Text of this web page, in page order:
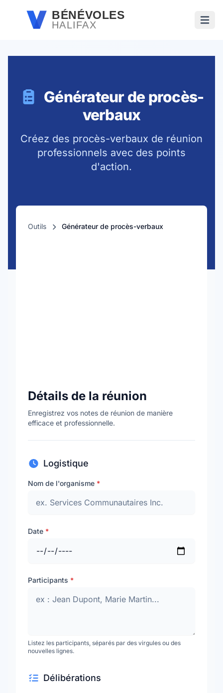
Passer au contenu principal
BÉNÉVOLES
HALIFAX
Générateur de procès-
verbaux
Créez des procès-verbaux de réunion
professionnels avec des points
d'action.
Outils Générateur de procès-verbaux
Détails de la réunion
Enregistrez vos notes de réunion de manière
efficace et professionnelle.
Logistique
Nom de l'organisme *
Date *
Participants *
Listez les participants, séparés par des virgules ou des
nouvelles lignes.
Délibérations